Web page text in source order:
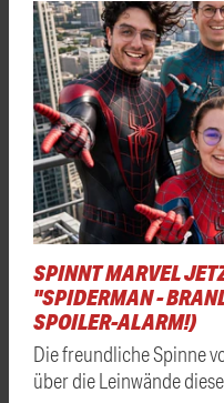
SPINNT MARVEL
"SPIDERMAN -
SPOILER-ALARM!)
Die freundliche Spinne
über die Leinwände